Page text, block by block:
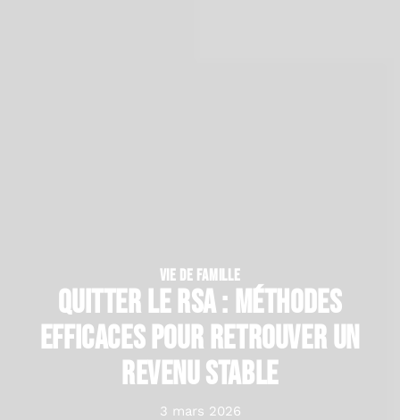
VIE DE FAMILLE
Quitter le rsa : méthodes
efficaces pour retrouver un
revenu stable
3 mars 2026